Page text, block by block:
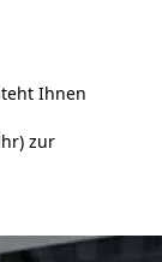
Ihnen
zur